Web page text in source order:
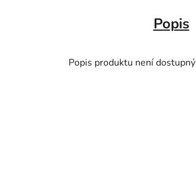
Popis
Popis produktu není dostupný